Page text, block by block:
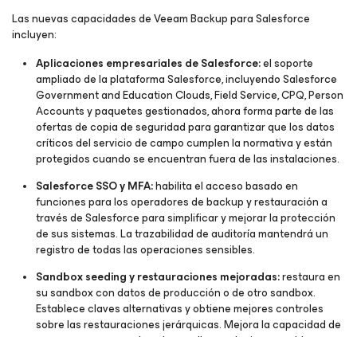
Las nuevas capacidades de Veeam Backup para Salesforce
incluyen:
Aplicaciones empresariales de Salesforce:el soporte
ampliado de la plataforma Salesforce, incluyendo Salesforce
Government and Education Clouds, Field Service, CPQ, Person
Accounts y paquetes gestionados, ahora forma parte de las
ofertas de copia de seguridad para garantizar que los datos
críticos del servicio de campo cumplen la normativa y están
protegidos cuando se encuentran fuera de las instalaciones.
Salesforce SSO y MFA:habilita el acceso basado en
funciones para los operadores de backup y restauración a
través de Salesforce para simplificar y mejorar la protección
de sus sistemas. La trazabilidad de auditoría mantendrá un
registro de todas las operaciones sensibles.
Sandbox seeding y restauraciones mejoradas:restaura en
su sandbox con datos de producción o de otro sandbox.
Establece claves alternativas y obtiene mejores controles
sobre las restauraciones jerárquicas. Mejora la capacidad de